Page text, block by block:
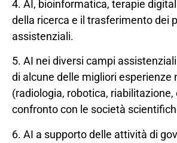
4. AI, bioinformatica, terapie
della ricerca e il trasferimento dei
assistenziali.
5. AI nei diversi campi
di alcune delle migliori esperienze
(radiologia, robotica, riabilitazione,
confronto con le società
6. AI a supporto delle attività di